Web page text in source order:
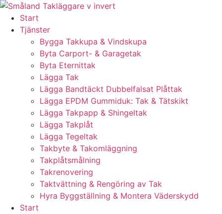
Skip
content
Start
Tjänster
Bygga Takkupa & Vindskupa
Byta Carport- & Garagetak
Byta Eternittak
Lägga Tak
Lägga Bandtäckt Dubbelfalsat Plåttak
Lägga EPDM Gummiduk: Tak & Tätskikt
Lägga Takpapp & Shingeltak
Lägga Takplåt
Lägga Tegeltak
Takbyte & Takomläggning
Takplåtsmålning
Takrenovering
Taktvättning & Rengöring av Tak
Hyra Byggställning & Montera Väderskydd
Start